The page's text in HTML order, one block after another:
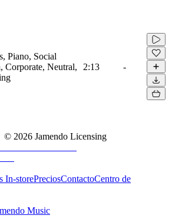
Piano, Social
Corporate, Neutral,
2:13 -
© 2026 Jamendo Licensing
In-storePreciosContactoCentro de
Music